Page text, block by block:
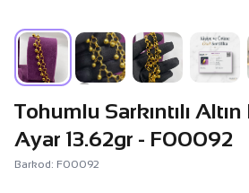
Tohumlu Sarkıntılı
Ayar 13.62gr - F00092
Barkod: F00092